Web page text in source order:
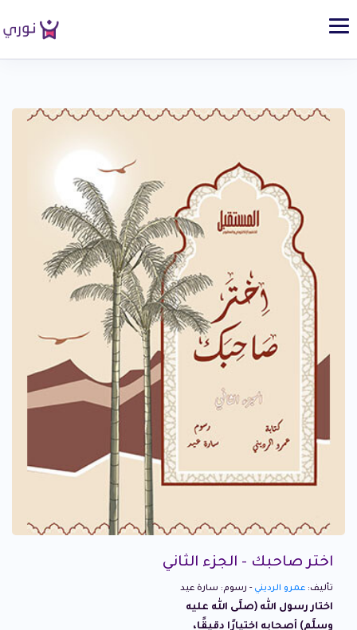
اختر صاحبك - الجزء الثاني
تأليف: عمرو الرديني - رسوم: سارة عيد
اختار رسول الله (صلَّى الله عليه
وسلَّم) أصحابه اختيارًا دقيقًا،